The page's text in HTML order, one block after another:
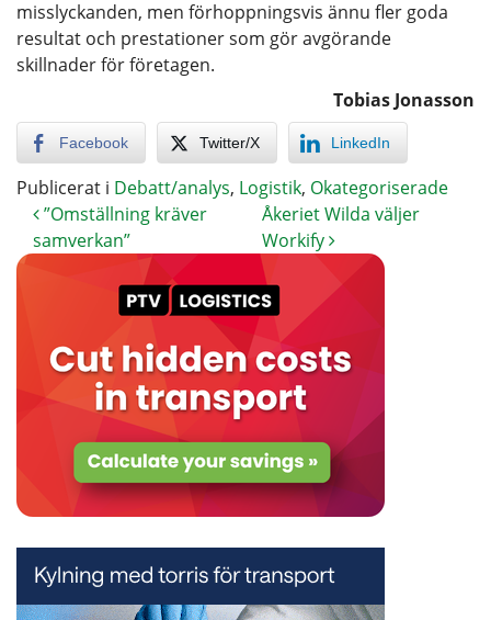
misslyckanden, men förhoppningsvis ännu fler goda
resultat och prestationer som gör avgörande
skillnader för företagen.
Tobias Jonasson
Facebook Twitter/X LinkedIn
Publicerat i Debatt/analys, Logistik, Okategoriserade
”Omställning kräver
samverkan”
Åkeriet Wilda väljer
Workify